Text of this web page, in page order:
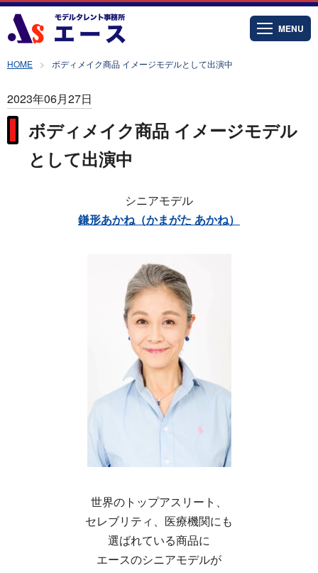
MENU
HOME ボディメイク商品 イメージモデルとして出演中
2023年06月27日
ボディメイク商品 イメージモデル
として出演中
シニアモデル
鎌形あかね（かまがた あかね）
世界のトップアスリート、
セレブリティ、医療機関にも
選ばれている商品に
エースのシニアモデルが